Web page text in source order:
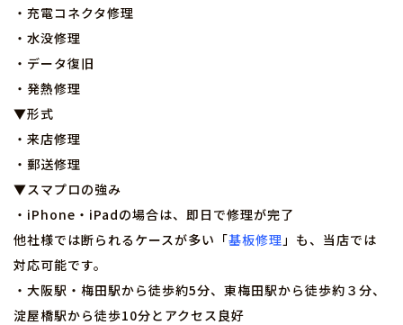
・充電コネクタ修理
・水没修理
・データ復旧
・発熱修理
▼形式
・来店修理
・郵送修理
▼スマプロの強み
・iPhone・iPadの場合は、即日で修理が完了
他社様では断られるケースが多い「基板修理」も、当店では
対応可能です。
・大阪駅・梅田駅から徒歩約5分、東梅田駅から徒歩約３分、
淀屋橋駅から徒歩10分とアクセス良好